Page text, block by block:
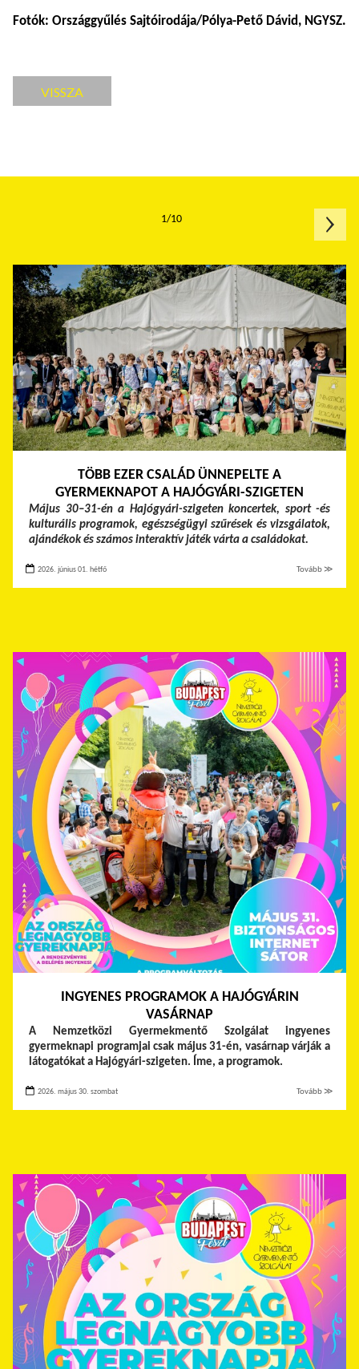
Fotók: Országgyűlés Sajtóirodája/Pólya-Pető Dávid, NGYSZ.
VISSZA
TÖBB EZER CSALÁD ÜNNEPELTE A
GYERMEKNAPOT A HAJÓGYÁRI-SZIGETEN
Május 30–31-én a Hajógyári-szigeten koncertek, sport -és
kulturális programok, egészségügyi szűrések és vizsgálatok,
ajándékok és számos interaktív játék várta a családokat.
2026. június 01. hétfő Tovább ≫
INGYENES PROGRAMOK A HAJÓGYÁRIN
VASÁRNAP
A Nemzetközi Gyermekmentő Szolgálat ingyenes
gyermeknapi programjai csak május 31-én, vasárnap várják a
látogatókat a Hajógyári-szigeten. Íme, a programok.
2026. május 30. szombat Tovább ≫
1/10